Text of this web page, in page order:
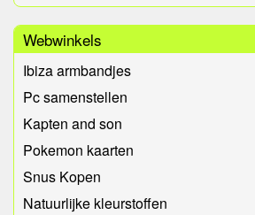
Webwinkels
Ibiza armbandjes
Pc samenstellen
Kapten and son
Pokemon kaarten
Snus Kopen
Natuurlijke kleurstoffen